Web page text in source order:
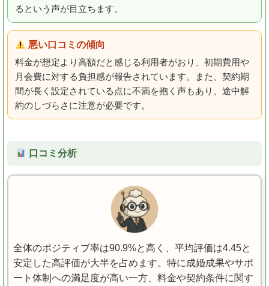
るという声が目立ちます。
悪い口コミの傾向
料金が想定より高額だと感じる利用者がおり、初期費用や
月会費に対する負担感が報告されています。また、契約期
間が長く設定されている点に不満を抱く声もあり、途中解
約のしづらさに注意が必要です。
口コミ分析
全体のポジティブ率は90.9%と高く、平均評価は4.45と
安定した高評価が大半を占めます。特に成婚成果やサポ
ート体制への満足度が高い一方、料金や契約条件に関す